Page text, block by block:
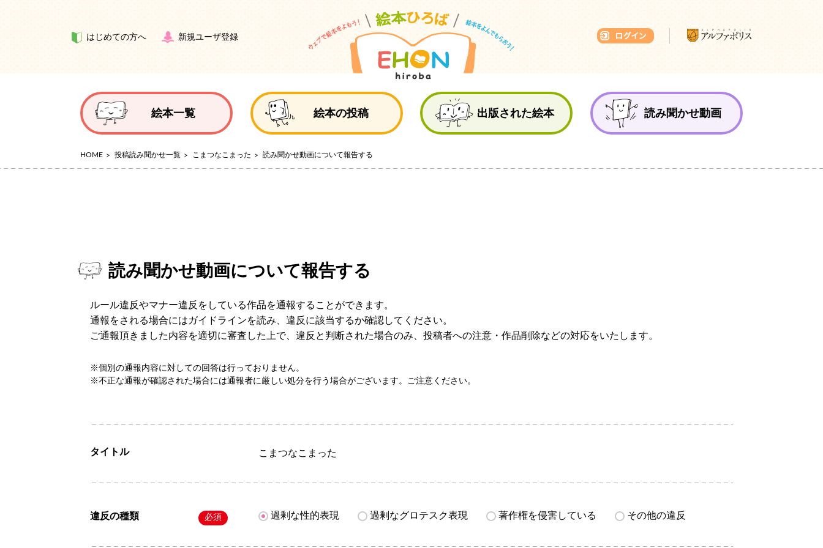
はじめての方へ 新規ユーザ登録
絵本一覧 絵本の投稿 出版された絵本 読み聞かせ動画
HOME 投稿読み聞かせ一覧 こまつなこまった 読み聞かせ動画について報告する
読み聞かせ動画について報告する
ルール違反やマナー違反をしている作品を通報することができます。
通報をされる場合にはガイドラインを読み、違反に該当するか確認してください。
ご通報頂きました内容を適切に審査した上で、違反と判断された場合のみ、投稿者への注意・作品削除などの対応をいたします。
※個別の通報内容に対しての回答は行っておりません。
※不正な通報が確認された場合には通報者に厳しい処分を行う場合がございます。ご注意ください。
タイトル こまつなこまった
違反の種類 必須 過剰な性的表現 過剰なグロテスク表現 著作権を侵害している その他の違反